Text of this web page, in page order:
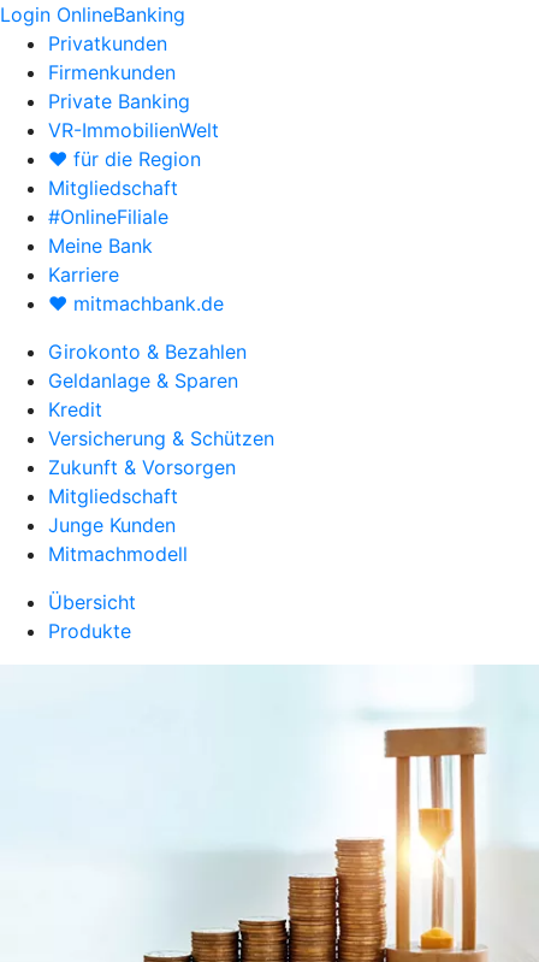
Login OnlineBanking
Privatkunden
Firmenkunden
Private Banking
VR-ImmobilienWelt
♥ für die Region
Mitgliedschaft
#OnlineFiliale
Meine Bank
Karriere
♥ mitmachbank.de
Girokonto & Bezahlen
Geldanlage & Sparen
Kredit
Versicherung & Schützen
Zukunft & Vorsorgen
Mitgliedschaft
Junge Kunden
Mitmachmodell
Übersicht
Produkte